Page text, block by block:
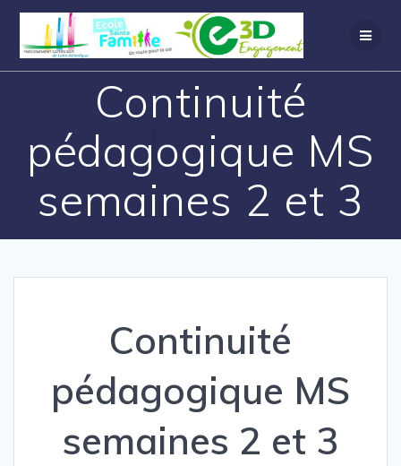
Continuité
pédagogique MS
semaines 2 et 3
Continuité
pédagogique MS
semaines 2 et 3